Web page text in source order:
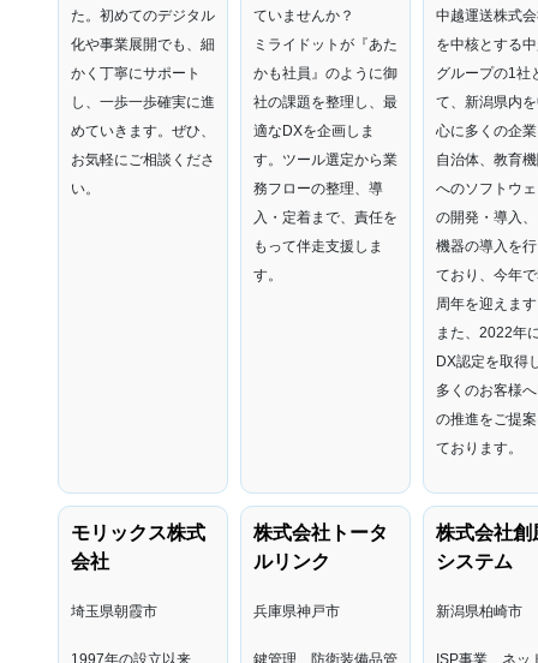
た。初めてのデジタル
化や事業展開でも、細
かく丁寧にサポート
し、一歩一歩確実に進
めていきます。ぜひ、
お気軽にご相談くださ
い。
ていませんか？
ミライドットが『あた
かも社員』のように御
社の課題を整理し、最
適なDXを企画しま
す。ツール選定から業
務フローの整理、導
入・定着まで、責任を
もって伴走支援しま
す。
中越運送株式
を中核とする
グループの1社
て、新潟県内
心に多くの企
自治体、教育
へのソフトウ
の開発・導入
機器の導入を
ており、今年
周年を迎えま
また、2022年
DX認定を取得
多くのお客様
の推進をご提
ております。
モリックス株式
会社
埼玉県朝霞市
1997年の設立以来、
株式会社トータ
ルリンク
兵庫県神戸市
鍵管理、防衛装備品管
株式会社創
システム
新潟県柏崎市
ISP事業、ネッ